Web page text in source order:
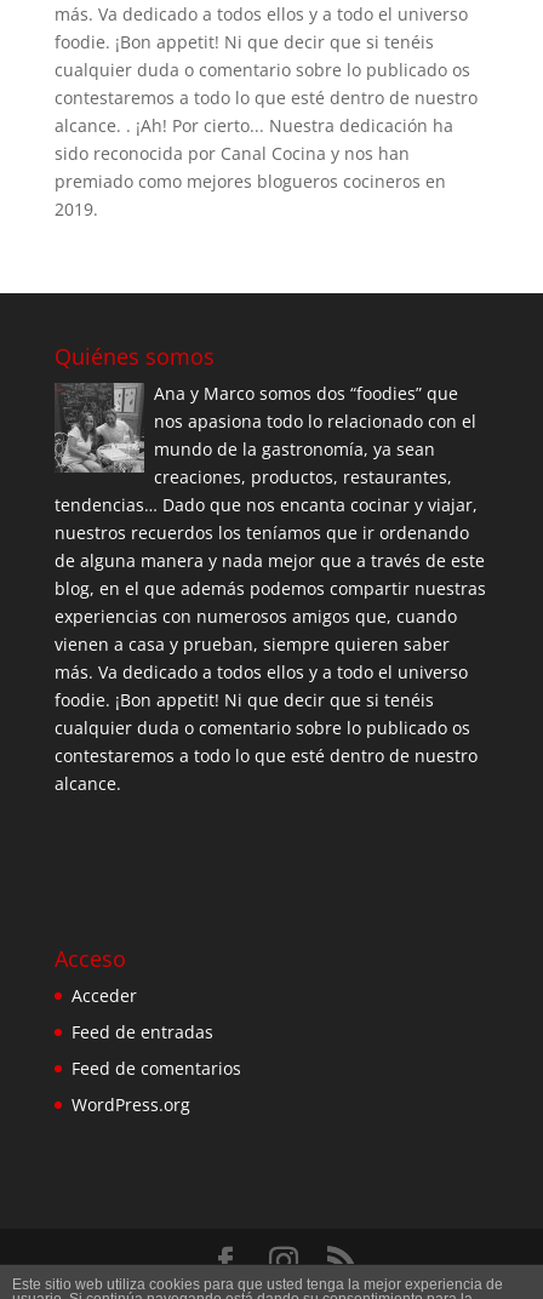
más. Va dedicado a todos ellos y a todo el universo
foodie. ¡Bon appetit! Ni que decir que si tenéis
cualquier duda o comentario sobre lo publicado os
contestaremos a todo lo que esté dentro de nuestro
alcance. . ¡Ah! Por cierto... Nuestra dedicación ha
sido reconocida por Canal Cocina y nos han
premiado como mejores blogueros cocineros en
2019.
Quiénes somos
Ana y Marco somos dos “foodies” que
nos apasiona todo lo relacionado con el
mundo de la gastronomía, ya sean
creaciones, productos, restaurantes,
tendencias… Dado que nos encanta cocinar y viajar,
nuestros recuerdos los teníamos que ir ordenando
de alguna manera y nada mejor que a través de este
blog, en el que además podemos compartir nuestras
experiencias con numerosos amigos que, cuando
vienen a casa y prueban, siempre quieren saber
más. Va dedicado a todos ellos y a todo el universo
foodie. ¡Bon appetit! Ni que decir que si tenéis
cualquier duda o comentario sobre lo publicado os
contestaremos a todo lo que esté dentro de nuestro
alcance.
Acceso
Acceder
Feed de entradas
Feed de comentarios
WordPress.org
Este sitio web utiliza cookies para que usted tenga la mejor experiencia de